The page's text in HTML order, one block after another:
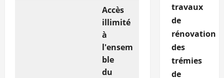
Accès
illimité
à
l'ensem
ble
du
travaux
de
rénovation
des
trémies
de